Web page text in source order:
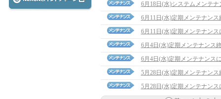
6月18日(水)システムメンテナ
6月11日(水)定期メンテナン
6月11日(水)定期メンテナンス
6月4日(水)定期メンテナンス
6月4日(水)定期メンテナンス
5月28日(水)定期メンテナン
5月28日(水)定期メンテナンス